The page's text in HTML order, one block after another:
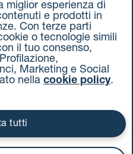
miglior esperienza di
e prodotti in
Con terze parti
o tecnologie simili
il tuo consenso,
Marketing e Social
nella cookie policy.
tutti